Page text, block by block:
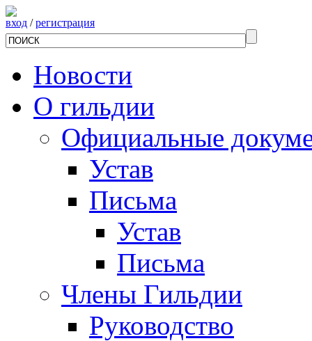
вход /регистрация
Новости
О гильдии
Официальные
Устав
Письма
Устав
Письма
Члены Гильдии
Руководство